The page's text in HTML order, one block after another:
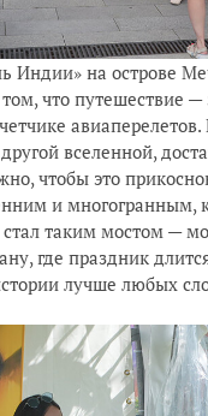
Индии» на острове
что путешествие —
вселенной,
чтобы это
и многогранным,
стал таким мостом —
где праздник
лучше любых